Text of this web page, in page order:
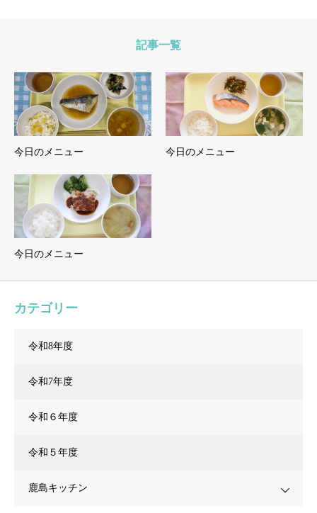
記事一覧
今日のメニュー 今日のメニュー
今日のメニュー
カテゴリー
令和8年度
令和7年度
令和６年度
令和５年度
鹿島キッチン